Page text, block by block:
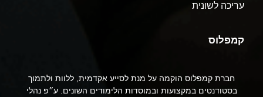
עריכה לשונית
קמפלוס
חברת קמפלוס הוקמה על מנת לסייע אקדמית, ללוות ולתמוך
בסטודנטים במקצועות ובמוסדות הלימודים השונים. ע״פ נהלי